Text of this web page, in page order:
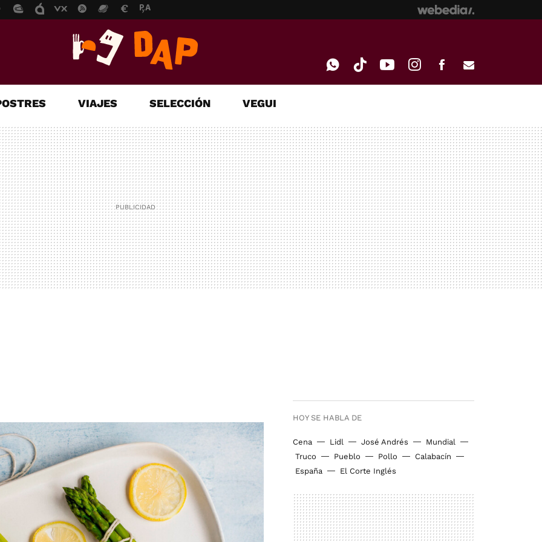
MAIL
VIAJES SELECCIÓN VEGUI
HOY SE HABLA DE
Cena Lidl José Andrés
Mundial
Truco
Pueblo Pollo
Calabacín
España
El Corte Inglés